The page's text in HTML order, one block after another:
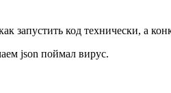
запустить код технически, а
json поймал вирус.